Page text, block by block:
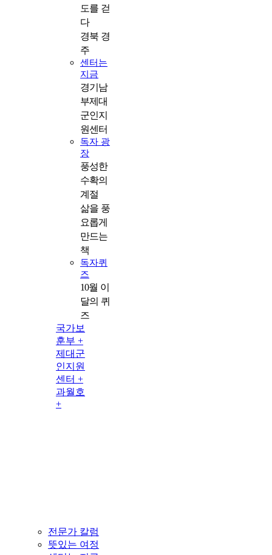
도를 걷
다
경북 경
주
센터는
지금
경기남
부제대
군인지
원센터
독자 광
장
풍성한
수확의
계절
삶을 풍
요롭게
만드는
책
독자퀴
즈
10월 이
달의 퀴
즈
국가보
훈부 +
제대군
인지원
센터 +
과월호
+
전문가 칼럼
뜻있는 여정